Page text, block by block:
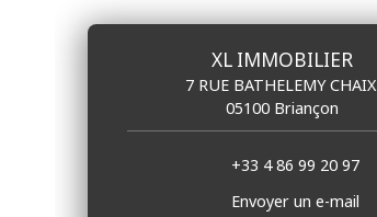
XL IMMOBILIER
7 RUE BATHELEMY CHAIX
05100 Briançon
+33 4 86 99 20 97
Envoyer un e-mail